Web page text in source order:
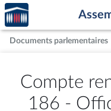
Aller au contenu
Aller en bas de la page
Accèder
à la
page
d'accueil
Documents parlementaires
Compte
186 -